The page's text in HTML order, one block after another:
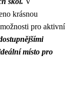
krásnou
pro aktivní
místo pro